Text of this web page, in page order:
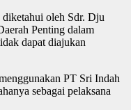
oleh Sdr. Dju
Penting dalam
dapat diajukan
PT Sri Indah
sebagai pelaksana